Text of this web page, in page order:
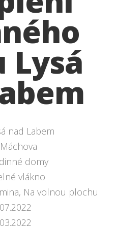
Lysá
nad Labem
domy
vlákno
Na volnou plochu